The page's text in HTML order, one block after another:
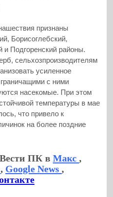
признаны
Борисоглебский,
и Подгоренский районы.
сельхозпроизводителям
усиленное
с ними
насекомые. При этом
температуры в мае
что привело к
на более поздние
ПК вМакс,
, Google News,